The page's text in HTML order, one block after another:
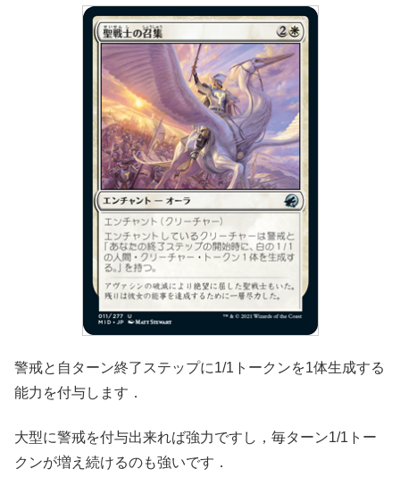
警戒と自ターン終了ステップに1/1トークンを1体生成する
能力を付与します．
大型に警戒を付与出来れば強力ですし，毎ターン1/1トー
クンが増え続けるのも強いです．